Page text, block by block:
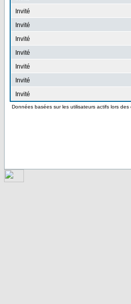
Invité
Invité
Invité
Invité
Invité
Invité
Invité
Données basées sur les utilisateurs actifs lors des